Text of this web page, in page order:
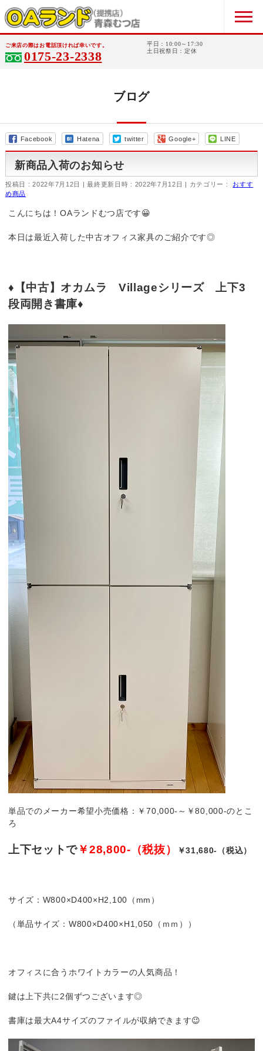
ご来店の際はお電話頂ければ幸いです。
0175-23-2338
平日：10:00～17:30
土日祝祭日：定休
ブログ
Facebook Hatena twitter Google+ LINE
新商品入荷のお知らせ
投稿日 : 2022年7月12日 最終更新日時 : 2022年7月12日 カテゴリー :
おすす
め商品
こんにちは！OAランドむつ店です😀
本日は最近入荷した中古オフィス家具のご紹介です◎
♦【中古】オカムラ Villageシリーズ 上下3
段両開き書庫♦
単品でのメーカー希望小売価格：￥70,000-～￥80,000-のとこ
ろ
上下セットで￥28,800-（税抜） ￥31,680-（税込）
サイズ：W800×D400×H2,100（mm）
（単品サイズ：W800×D400×H1,050（ｍｍ））
オフィスに合うホワイトカラーの人気商品！
鍵は上下共に2個ずつございます◎
書庫は最大A4サイズのファイルが収納できます😉